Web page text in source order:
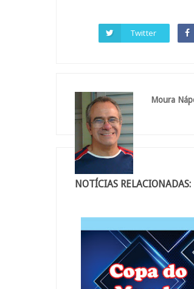
Twitter
Moura
NOTÍCIAS RELACIONADAS: